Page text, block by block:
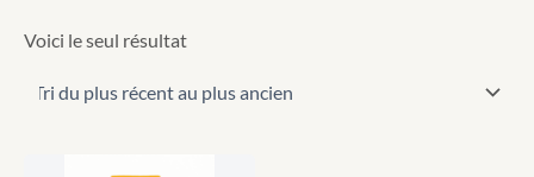
Voici le seul résultat